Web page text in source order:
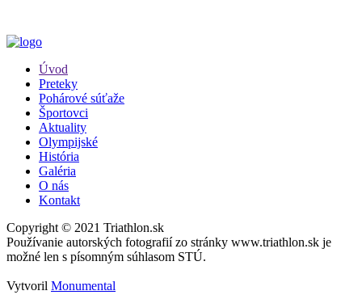
Úvod
Preteky
Pohárové súťaže
Športovci
Aktuality
Olympijské
História
Galéria
O nás
Kontakt
Copyright © 2021 Triathlon.sk
Používanie autorských fotografií zo stránky www.triathlon.sk je
možné len s písomným súhlasom STÚ.
Vytvoril Monumental